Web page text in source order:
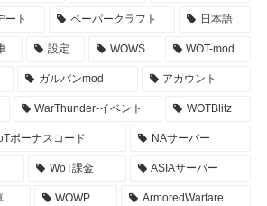
ート ペーパークラフト 日本語
設定 WOWS WOT-mod
ガルパンmod アカウント
WarThunder-イベント WOTBlitz
ボーナスコード NAサーバー
WoT課金 ASIAサーバー
WOWP ArmoredWarfare